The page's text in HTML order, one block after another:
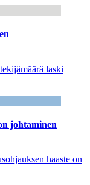
laski
johtaminen
haaste on